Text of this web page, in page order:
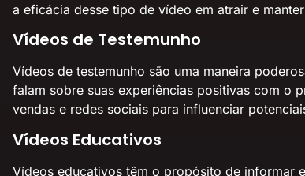
a eficácia desse tipo de vídeo em atrair e
Vídeos de Testemunho
Vídeos de testemunho são uma maneira
falam sobre suas experiências positivas com o
vendas e redes sociais para influenciar
Vídeos Educativos
Vídeos educativos têm o propósito de informar